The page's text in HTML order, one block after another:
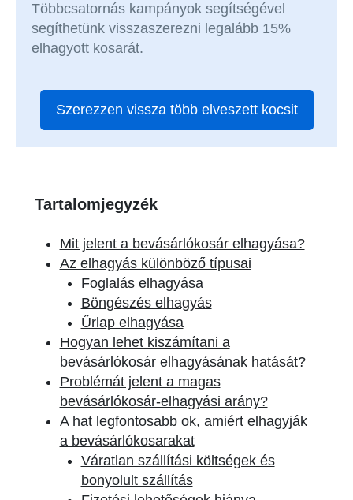
Többcsatornás kampányok segítségével
segíthetünk visszaszerezni legalább 15%
elhagyott kosarát.
Szerezzen vissza több elveszett kocsit
Tartalomjegyzék
Mit jelent a bevásárlókosár elhagyása?
Az elhagyás különböző típusai
Foglalás elhagyása
Böngészés elhagyás
Űrlap elhagyása
Hogyan lehet kiszámítani a
bevásárlókosár elhagyásának hatását?
Problémát jelent a magas
bevásárlókosár-elhagyási arány?
A hat legfontosabb ok, amiért elhagyják
a bevásárlókosarakat
Váratlan szállítási költségek és
bonyolult szállítás